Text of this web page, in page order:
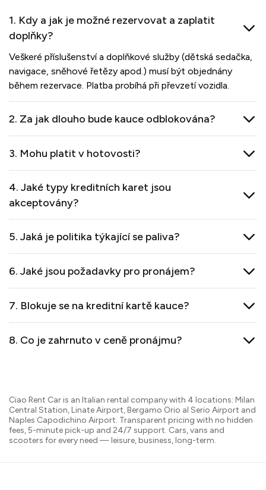
1. Kdy a jak je možné rezervovat a zaplatit
doplňky?
Veškeré příslušenství a doplňkové služby (dětská sedačka,
navigace, sněhové řetězy apod.) musí být objednány
během rezervace. Platba probíhá při převzetí vozidla.
2. Za jak dlouho bude kauce odblokována?
3. Mohu platit v hotovosti?
4. Jaké typy kreditních karet jsou
akceptovány?
5. Jaká je politika týkající se paliva?
6. Jaké jsou požadavky pro pronájem?
7. Blokuje se na kreditní kartě kauce?
8. Co je zahrnuto v ceně pronájmu?
Ciao Rent Car is an Italian rental company with 4 locations: Milan
Central Station, Linate Airport, Bergamo Orio al Serio Airport and
Naples Capodichino Airport. Transparent pricing with no hidden
fees, 5-minute pick-up and 24/7 support. Cars, vans and
scooters for every need — leisure, business, long-term.